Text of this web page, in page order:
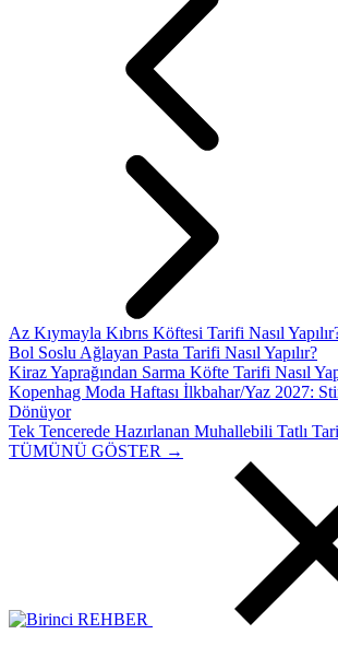
Az Kıymayla Kıbrıs Köftesi Tarifi Nasıl
Bol Soslu Ağlayan Pasta Tarifi Nasıl Yapılır?
Kiraz Yaprağından Sarma Köfte Tarifi Nasıl
Kopenhag Moda Haftası İlkbahar/Yaz 2027:
Dönüyor
Tek Tencerede Hazırlanan Muhallebili Tatlı
TÜMÜNÜ GÖSTER →